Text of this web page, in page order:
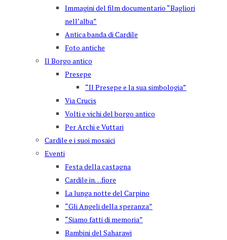
Immagini del film documentario “Bagliori
nell’alba”
Antica banda di Cardile
Foto antiche
Il Borgo antico
Presepe
“Il Presepe e la sua simbologia”
Via Crucis
Volti e vichi del borgo antico
Per Archi e Vuttari
Cardile e i suoi mosaici
Eventi
Festa della castagna
Cardile in…fiore
La lunga notte del Carpino
“Gli Angeli della speranza”
“Siamo fatti di memoria”
Bambini del Saharawi